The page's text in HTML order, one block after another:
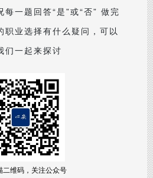
一题回答“是”或“否” 做完
职业选择有什么疑问，可以
们一起来探讨
二维码，关注公众号